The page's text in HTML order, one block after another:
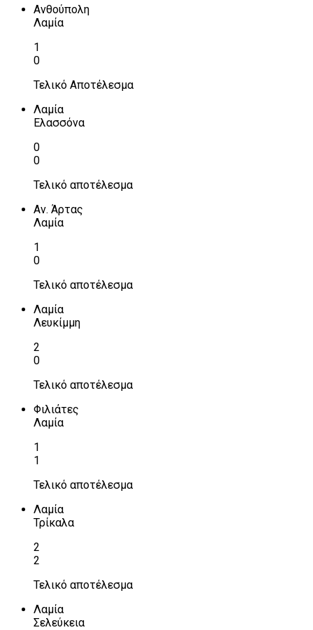
Ανθούπολη
Λαμία
1
0
Τελικό Αποτέλεσμα
Λαμία
Ελασσόνα
0
0
Τελικό αποτέλεσμα
Αν. Άρτας
Λαμία
1
0
Τελικό αποτέλεσμα
Λαμία
Λευκίμμη
2
0
Τελικό αποτέλεσμα
Φιλιάτες
Λαμία
1
1
Τελικό αποτέλεσμα
Λαμία
Τρίκαλα
2
2
Τελικό αποτέλεσμα
Λαμία
Σελεύκεια